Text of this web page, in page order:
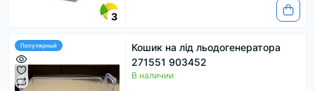
3
Популярный
Кошик на лід льодогенератора
271551 903452
В наличии